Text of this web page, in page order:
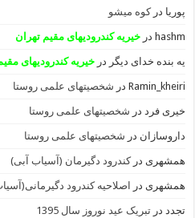
پوریا درکوه میشو
hashm درخیریه کندرودیهای مقیم تهران
یه بنده خدای دیگر درخیریه کندرودیهای
Ramin_kheiri در شخصیتهای علمی روستا
خیری فرد در شخصیتهای علمی روستا
داروسازان در شخصیتهای علمی روستا
همشهری درکندرود دگیرمان (آسیاب آبی)
همشهری در اصلاحیه کندرود
تجدد درتبریک عید نوروز سال 1395